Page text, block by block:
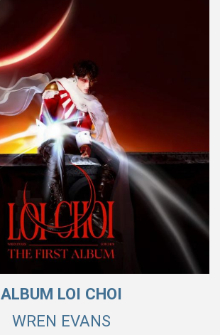
ALBUM LOI CHOI
WREN EVANS